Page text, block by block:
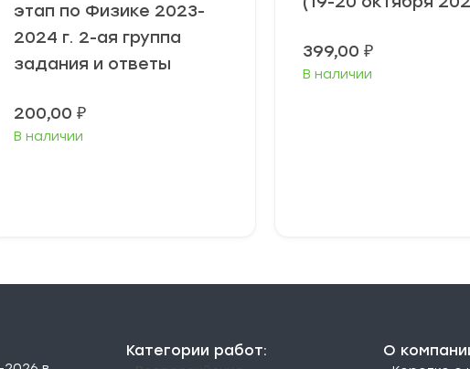
этап по Физике 2023-
2024 г. 2-ая группа
задания и ответы
200,00 ₽
В наличии
399,00 ₽
В наличии
Категории работ: О